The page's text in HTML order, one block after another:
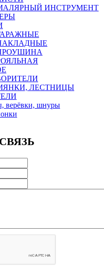
ИНСТРУМЕНТ
ЛЕСТНИЦЫ
верёвки, шнуры